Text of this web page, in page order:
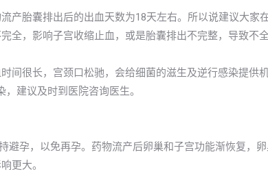
产胎囊排出后的出血天数为18天左右。所以说建议大家
全，影响子宫收缩止血，或是胎囊排出不完整，导致不
间很长，宫颈口松驰，会给细菌的滋生及逆行感染提供
，建议及时到医院咨询医生。
避孕，以免再孕。药物流产后卵巢和子宫功能渐恢复，
更大。